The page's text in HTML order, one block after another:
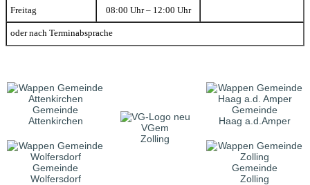
Freitag 08:00 Uhr – 12:00 Uhr
oder nach Terminabsprache
Gemeinde
Attenkirchen
VGem
Zolling
Gemeinde
Haag a.d.Amper
Gemeinde
Wolfersdorf
Gemeinde
Zolling